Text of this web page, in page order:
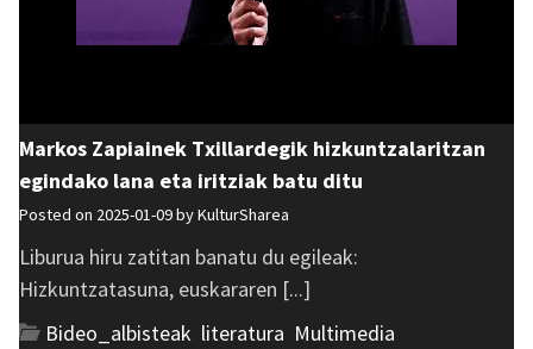
Markos Zapiainek Txillardegik hizkuntzalaritzan
egindako lana eta iritziak batu ditu
Posted on 2025-01-09 byKulturSharea
Liburua hiru zatitan banatu du egileak:
Hizkuntzatasuna, euskararen [...]
Bideo_albisteak literatura Multimedia